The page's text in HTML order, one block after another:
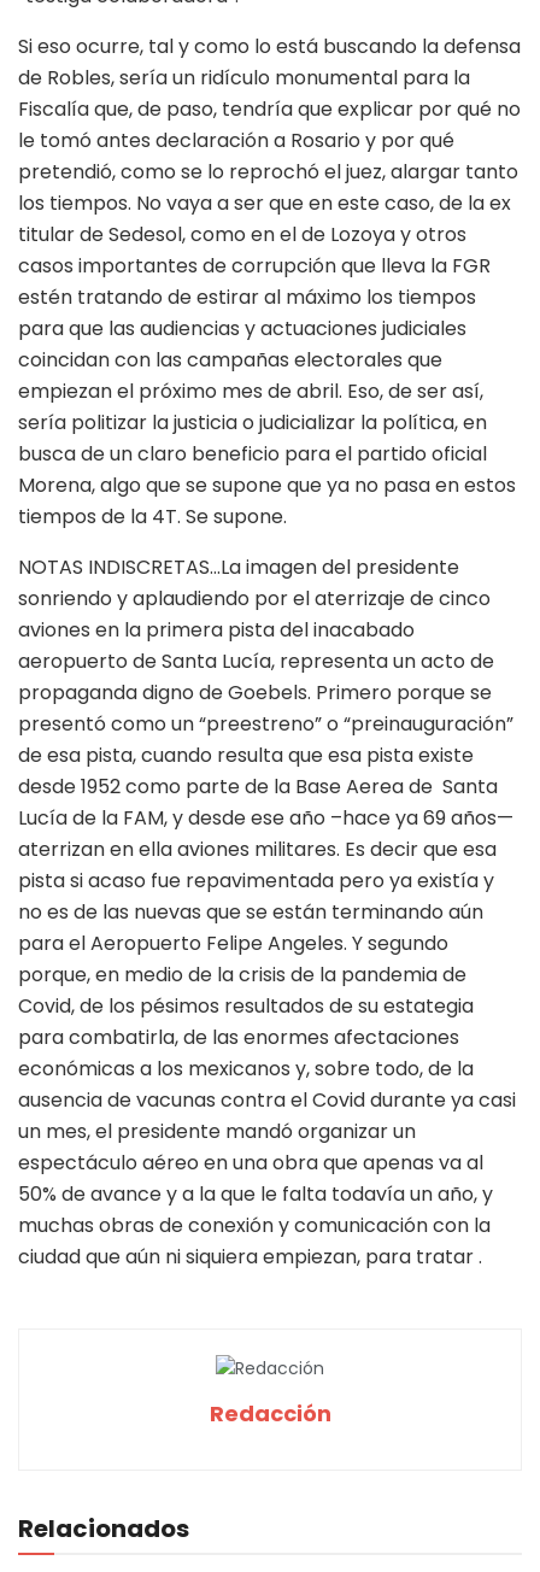
Si eso ocurre, tal y como lo está buscando la defensa
de Robles, sería un ridículo monumental para la
Fiscalía que, de paso, tendría que explicar por qué no
le tomó antes declaración a Rosario y por qué
pretendió, como se lo reprochó el juez, alargar tanto
los tiempos. No vaya a ser que en este caso, de la ex
titular de Sedesol, como en el de Lozoya y otros
casos importantes de corrupción que lleva la FGR
estén tratando de estirar al máximo los tiempos
para que las audiencias y actuaciones judiciales
coincidan con las campañas electorales que
empiezan el próximo mes de abril. Eso, de ser así,
sería politizar la justicia o judicializar la política, en
busca de un claro beneficio para el partido oficial
Morena, algo que se supone que ya no pasa en estos
tiempos de la 4T. Se supone.
NOTAS INDISCRETAS…La imagen del presidente
sonriendo y aplaudiendo por el aterrizaje de cinco
aviones en la primera pista del inacabado
aeropuerto de Santa Lucía, representa un acto de
propaganda digno de Goebels. Primero porque se
presentó como un “preestreno” o “preinauguración”
de esa pista, cuando resulta que esa pista existe
desde 1952 como parte de la Base Aerea de Santa
Lucía de la FAM, y desde ese año –hace ya 69 años—
aterrizan en ella aviones militares. Es decir que esa
pista si acaso fue repavimentada pero ya existía y
no es de las nuevas que se están terminando aún
para el Aeropuerto Felipe Angeles. Y segundo
porque, en medio de la crisis de la pandemia de
Covid, de los pésimos resultados de su estategia
para combatirla, de las enormes afectaciones
económicas a los mexicanos y, sobre todo, de la
ausencia de vacunas contra el Covid durante ya casi
un mes, el presidente mandó organizar un
espectáculo aéreo en una obra que apenas va al
50% de avance y a la que le falta todavía un año, y
muchas obras de conexión y comunicación con la
ciudad que aún ni siquiera empiezan, para tratar .
Redacción
Relacionados